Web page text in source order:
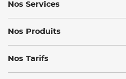
Nos Services
Nos Produits
Nos Tarifs